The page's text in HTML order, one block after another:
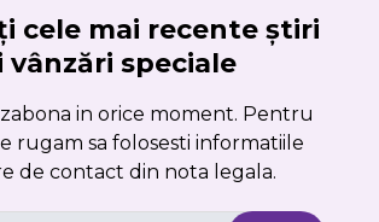
cele mai recente știri
vânzări speciale
in orice moment. Pentru
rugam sa folosesti informatiile
de contact din nota legala.